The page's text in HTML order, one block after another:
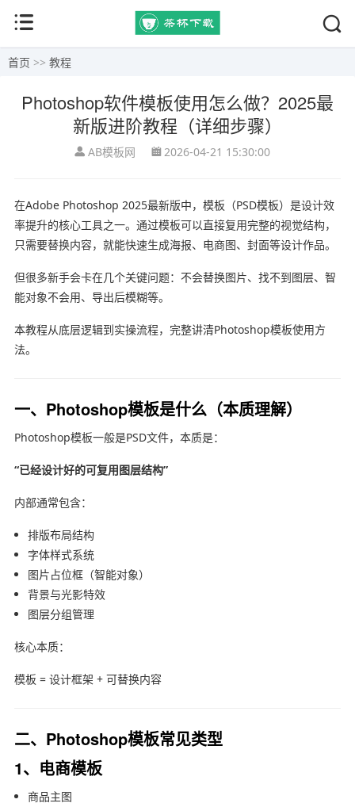
首页 >> 教程
Photoshop软件模板使用怎么做？2025最
新版进阶教程（详细步骤）
AB模板网 2026-04-21 15:30:00
在Adobe Photoshop 2025最新版中，模板（PSD模板）是设计效
率提升的核心工具之一。通过模板可以直接复用完整的视觉结构，
只需要替换内容，就能快速生成海报、电商图、封面等设计作品。
但很多新手会卡在几个关键问题：不会替换图片、找不到图层、智
能对象不会用、导出后模糊等。
本教程从底层逻辑到实操流程，完整讲清Photoshop模板使用方
法。
一、Photoshop模板是什么（本质理解）
Photoshop模板一般是PSD文件，本质是：
“已经设计好的可复用图层结构”
内部通常包含：
排版布局结构
字体样式系统
图片占位框（智能对象）
背景与光影特效
图层分组管理
核心本质：
模板 = 设计框架 + 可替换内容
二、Photoshop模板常见类型
1、电商模板
商品主图